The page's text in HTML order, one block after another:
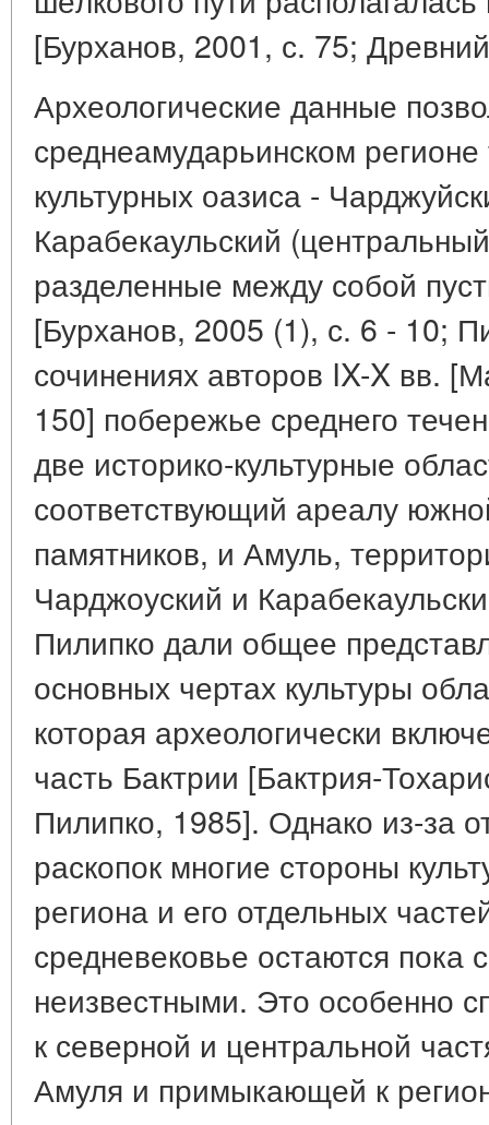
[Бурханов, 2001, с. 75;
Археологические данные
среднеамударьинском
культурных оазиса -
Карабекаульский
разделенные между собой
[Бурханов, 2005 (1), с. 6 - 10;
сочинениях авторов IX-X вв.
150] побережье среднего
две историко-культурные
соответствующий ареалу
памятников, и Амуль,
Чарджоуский и
Пилипко дали общее
основных чертах культуры
которая археологически
часть Бактрии [Бактрия-
Пилипко, 1985]. Однако из-за
раскопок многие стороны
региона и его отдельных
средневековье остаются пока
неизвестными. Это особенно
к северной и центральной
Амуля и примыкающей к